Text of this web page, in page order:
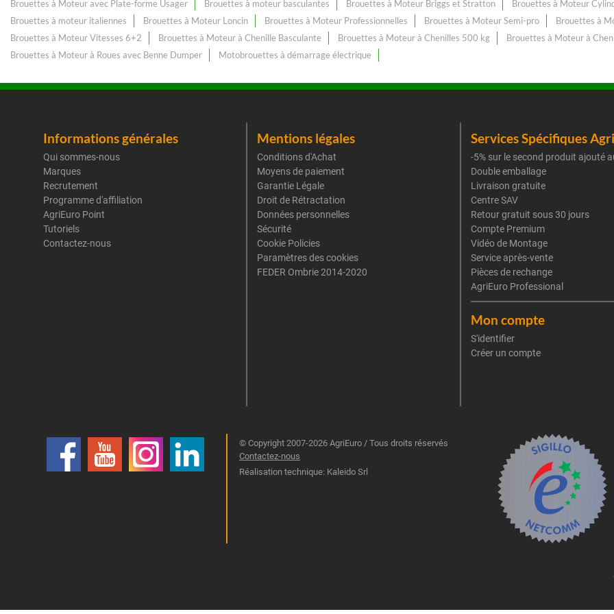
Brouettes à Moteur avec Plate-forme Usager Brouettes à moteur basculantes Brouettes à Moteur Briggs et Stratton
Brouettes à Moteur
Brouettes à moteur italiennes
Brouettes à Moteur Loncin Brouettes à Moteur Professionnelles Brouettes à Moteur Semi-pro
Brouettes à
Brouettes à Moteur Vitesses 6+2
Brouettes à Moteur à Chenille Basculante Brouettes à Moteur à Chenilles 500 kg
Brouettes à Moteur à
Brouettes à Moteur à Roues avec Benne Dumper
Motobrouettes à démarrage électrique
Informations générales
Qui sommes-nous
Marques
Recrutement
Programme d'affiliation
AgriEuro Point
Tutoriels
Contactez-nous
Mentions légales
Conditions d'Achat
Moyens de paiement
Garantie Légale
Droit de Rétractation
Données personnelles
Sécurité
Cookie Policies
Paramètres des cookies
FEDER Ombrie 2014-2020
Services Spécifiques
-5% sur le second produit ajouté
Double emballage
Livraison gratuite
Centre SAV
Retour gratuit sous 30 jours
Compte Premium
Vidéo de Montage
Service après-vente
Pièces de rechange
AgriEuro Professional
Mon compte
S'identifier
Créer un compte
© Copyright 2007-2026 AgriEuro / Tous droits réservés
Contactez-nous
Réalisation technique: Kaleido Srl